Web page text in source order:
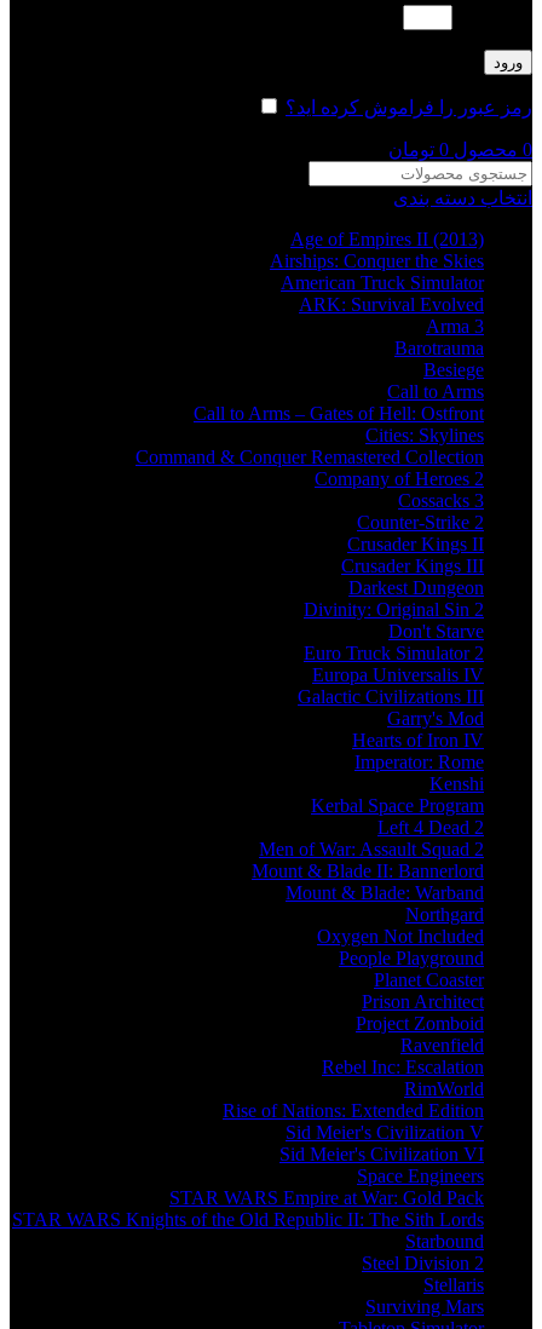
ورود
رمز عبور را فراموش کرده اید؟
0 محصول 0 تومان
انتخاب دسته بندی
Age of Empires II (2013)
Airships: Conquer the Skies
American Truck Simulator
ARK: Survival Evolved
Arma 3
Barotrauma
Besiege
Call to Arms
Call to Arms – Gates of Hell: Ostfront
Cities: Skylines
Command & Conquer Remastered Collection
Company of Heroes 2
Cossacks 3
Counter-Strike 2
Crusader Kings II
Crusader Kings III
Darkest Dungeon
Divinity: Original Sin 2
Don't Starve
Euro Truck Simulator 2
Europa Universalis IV
Galactic Civilizations III
Garry's Mod
Hearts of Iron IV
Imperator: Rome
Kenshi
Kerbal Space Program
Left 4 Dead 2
Men of War: Assault Squad 2
Mount & Blade II: Bannerlord
Mount & Blade: Warband
Northgard
Oxygen Not Included
People Playground
Planet Coaster
Prison Architect
Project Zomboid
Ravenfield
Rebel Inc: Escalation
RimWorld
Rise of Nations: Extended Edition
Sid Meier's Civilization V
Sid Meier's Civilization VI
Space Engineers
STAR WARS Empire at War: Gold Pack
STAR WARS Knights of the Old Republic II: The Sith Lords
Starbound
Steel Division 2
Stellaris
Surviving Mars